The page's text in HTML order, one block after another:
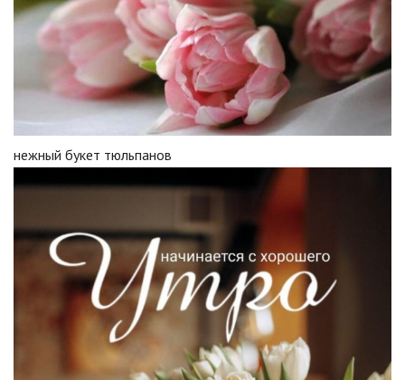
нежный букет тюльпанов